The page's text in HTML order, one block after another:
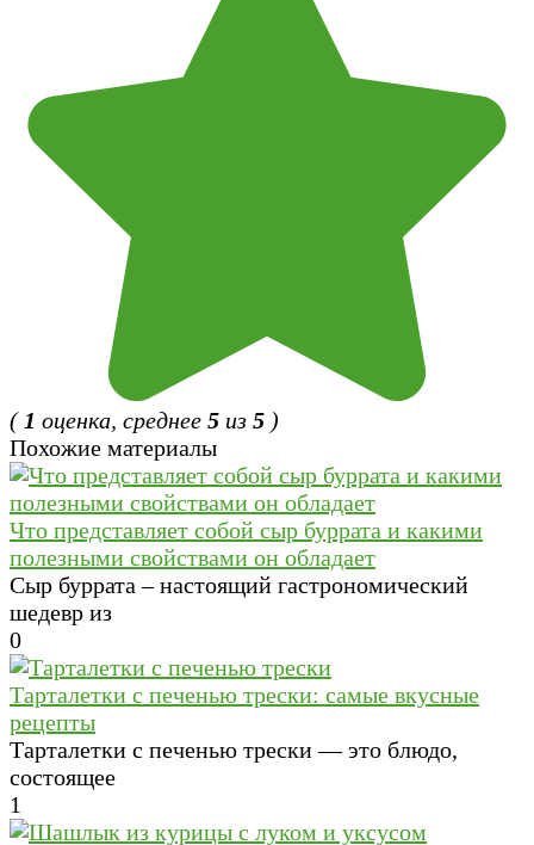
( 1 оценка, среднее 5 из 5 )
Похожие материалы
Что представляет собой сыр буррата и какими
полезными свойствами он обладает
Сыр буррата – настоящий гастрономический
шедевр из
0
Тарталетки с печенью трески: самые вкусные
рецепты
Тарталетки с печенью трески — это блюдо,
состоящее
1